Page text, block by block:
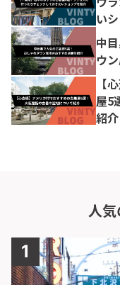
い
中
ウ
【
屋5
紹介
人